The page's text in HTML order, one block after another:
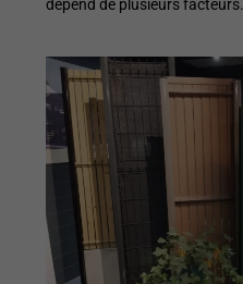
dépend de plusieurs facteurs.